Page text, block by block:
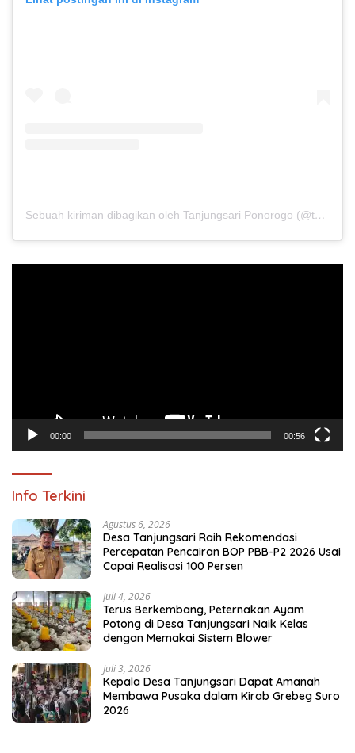
Sebuah kiriman dibagikan oleh Tanjungsari Ponorogo (@tanjungsari.ponorogo)
00:00 00:56
Info Terkini
Agustus 6, 2026
Desa Tanjungsari Raih Rekomendasi
Percepatan Pencairan BOP PBB-P2 2026 Usai
Capai Realisasi 100 Persen
Juli 4, 2026
Terus Berkembang, Peternakan Ayam
Potong di Desa Tanjungsari Naik Kelas
dengan Memakai Sistem Blower
Juli 3, 2026
Kepala Desa Tanjungsari Dapat Amanah
Membawa Pusaka dalam Kirab Grebeg Suro
2026